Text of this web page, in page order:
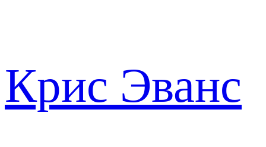
Крис Эванс